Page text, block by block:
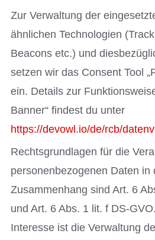
Zur Verwaltung der
ähnlichen Technologien
Beacons etc.) und
setzen wir das Consent Tool
ein. Details zur
Banner“ findest du unter
https://devowl.io/de/rcb/
Rechtsgrundlagen für die
personenbezogenen Daten in
Zusammenhang sind Art. 6
und Art. 6 Abs. 1 lit. f DS-
Interesse ist die Verwaltung